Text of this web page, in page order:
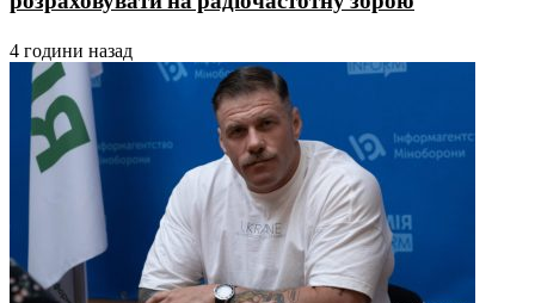
4 години назад